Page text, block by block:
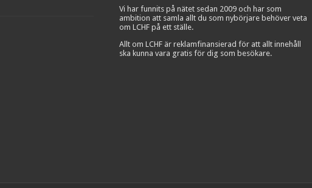
Vi har funnits på nätet sedan 2009 och har som
ambition att samla allt du som nybörjare behöver veta
om LCHF på ett ställe.
Allt om LCHF är reklamfinansierad för att allt innehåll
ska kunna vara gratis för dig som besökare.